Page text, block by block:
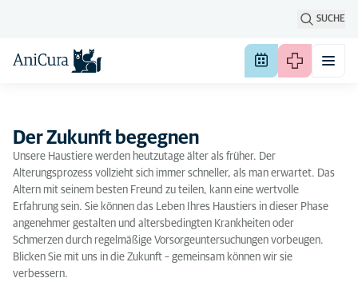
SUCHE
Der Zukunft begegnen
Unsere Haustiere werden heutzutage älter als früher. Der
Alterungsprozess vollzieht sich immer schneller, als man erwartet. Das
Altern mit seinem besten Freund zu teilen, kann eine wertvolle
Erfahrung sein. Sie können das Leben Ihres Haustiers in dieser Phase
angenehmer gestalten und altersbedingten Krankheiten oder
Schmerzen durch regelmäßige Vorsorgeuntersuchungen vorbeugen.
Blicken Sie mit uns in die Zukunft – gemeinsam können wir sie
verbessern.